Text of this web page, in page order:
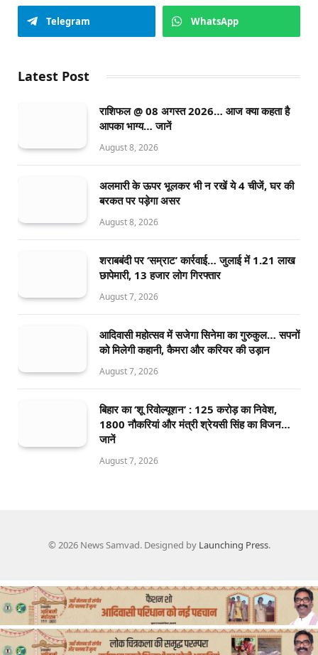
Telegram WhatsApp
Latest Post
राशिफल @ 08 अगस्त 2026… आज क्या कहता है
आपका भाग्य… जानें
August 8, 2026
अलमारी के ऊपर भूलकर भी न रखें ये 4 चीजें, घर की
बरकत पर पड़ेगा असर
August 8, 2026
शराबबंदी पर ‘सम्राट’ कार्रवाई… जुलाई में 1.21 लाख
छापेमारी, 13 हजार लोग गिरफ्तार
August 7, 2026
आदिवासी महोत्सव में सजेगा सिनेमा का गुरुकुल… सपनों
को मिलेगी कहानी, कैमरा और करियर की उड़ान
August 7, 2026
बिहार का ‘शू रिवोल्यूशन’ : 125 करोड़ का निवेश,
1800 नौकरियां और मंत्री श्रेयसी सिंह का विजन…
जानें
August 7, 2026
© 2026 News Samvad. Designed by Launching Press.